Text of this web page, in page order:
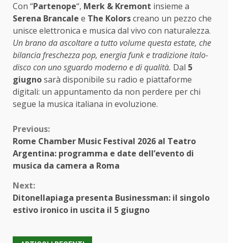
Con “Partenope“, Merk & Kremont insieme a
Serena Brancale e The Kolorscreano un pezzo che
unisce elettronica e musica dal vivo con naturalezza.
Un brano da ascoltare a tutto volume questa estate, che
bilancia freschezza pop, energia funk e tradizione italo-
disco con uno sguardo moderno e di qualità. Dal 5
giugnosarà disponibile su radio e piattaforme
digitali: un appuntamento da non perdere per chi
segue la musica italiana in evoluzione.
Continue
Reading
Previous:
Rome Chamber Music Festival 2026 al Teatro
Argentina: programma e date dell’evento di
musica da camera a Roma
Next:
Ditonellapiaga presenta Businessman: il singolo
estivo ironico in uscita il 5 giugno